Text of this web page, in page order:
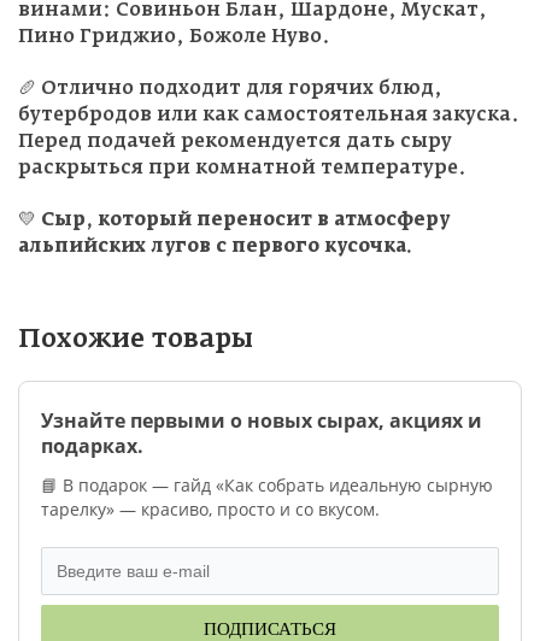
винами: Совиньон Блан, Шардоне, Мускат,
Пино Гриджио, Божоле Нуво.
🥖 Отлично подходит для горячих блюд,
бутербродов или как самостоятельная закуска.
Перед подачей рекомендуется дать сыру
раскрыться при комнатной температуре.
💛 Сыр, который переносит в атмосферу
альпийских лугов с первого кусочка.
Похожие товары
Узнайте первыми о новых сырах, акциях и
подарках.
📘 В подарок — гайд «Как собрать идеальную сырную
тарелку» — красиво, просто и со вкусом.
ПОДПИСАТЬСЯ